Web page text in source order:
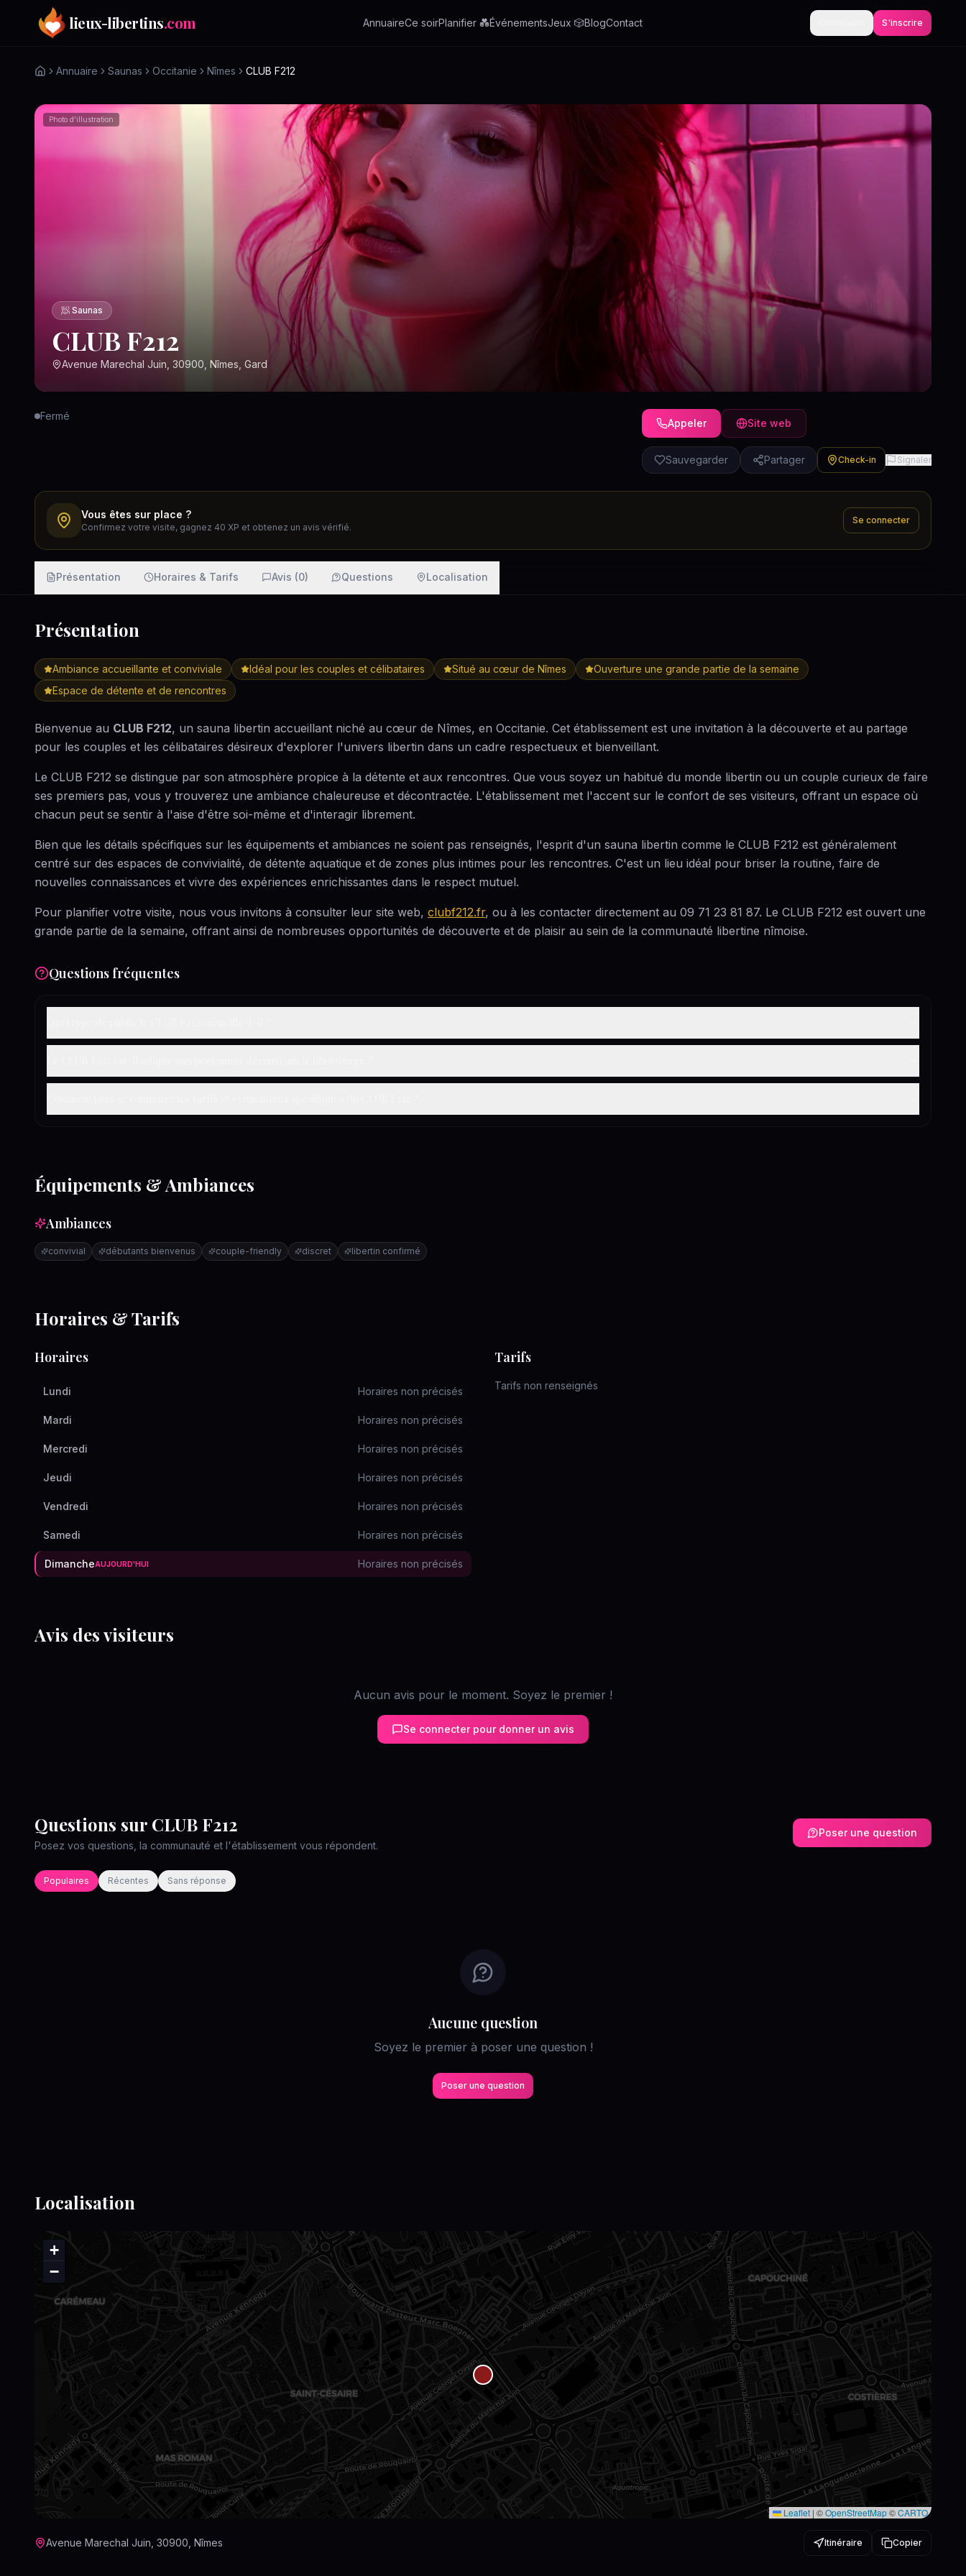
Aller au contenu principal
lieux-libertins.com AnnuaireCe soirPlanifier 💑ÉvénementsJeux 🎲BlogContact S'inscrire
Annuaire Saunas Occitanie Nîmes CLUB F212
Photo d'illustration
🧖 Saunas
CLUB F212
Avenue Marechal Juin, 30900, Nîmes, Gard
Fermé
Appeler Site web
Sauvegarder Partager Check-in Signaler
Vous êtes sur place ?
Confirmez votre visite, gagnez 40 XP et obtenez un avis vérifié.
Se connecter
Présentation Horaires & Tarifs Avis (0) Questions Localisation
Présentation
Ambiance accueillante et conviviale Idéal pour les couples et célibataires Situé au cœur de Nîmes
Ouverture une grande partie de la semaine
Espace de détente et de rencontres
Bienvenue au CLUB F212, un sauna libertin accueillant niché au cœur de Nîmes, en Occitanie. Cet établissement est une invitation à la découverte et au partage
pour les couples et les célibataires désireux d'explorer l'univers libertin dans un cadre respectueux et bienveillant.
Le CLUB F212 se distingue par son atmosphère propice à la détente et aux rencontres. Que vous soyez un habitué du monde libertin ou un couple curieux de faire
ses premiers pas, vous y trouverez une ambiance chaleureuse et décontractée. L'établissement met l'accent sur le confort de ses visiteurs, offrant un espace où
chacun peut se sentir à l'aise d'être soi-même et d'interagir librement.
Bien que les détails spécifiques sur les équipements et ambiances ne soient pas renseignés, l'esprit d'un sauna libertin comme le CLUB F212 est généralement
centré sur des espaces de convivialité, de détente aquatique et de zones plus intimes pour les rencontres. C'est un lieu idéal pour briser la routine, faire de
nouvelles connaissances et vivre des expériences enrichissantes dans le respect mutuel.
Pour planifier votre visite, nous vous invitons à consulter leur site web, clubf212.fr, ou à les contacter directement au 09 71 23 81 87. Le CLUB F212 est ouvert une
grande partie de la semaine, offrant ainsi de nombreuses opportunités de découverte et de plaisir au sein de la communauté libertine nîmoise.
Questions fréquentes
Équipements & Ambiances
Ambiances
convivial débutants bienvenus couple-friendly discret libertin confirmé
Horaires & Tarifs
Horaires
Lundi Horaires non précisés
Mardi Horaires non précisés
Mercredi Horaires non précisés
Jeudi Horaires non précisés
Vendredi Horaires non précisés
Samedi Horaires non précisés
DimancheAUJOURD'HUI Horaires non précisés
Tarifs
Tarifs non renseignés
Avis des visiteurs
Aucun avis pour le moment. Soyez le premier !
Se connecter pour donner un avis
Questions sur CLUB F212
Posez vos questions, la communauté et l'établissement vous répondent.
Poser une question
Populaires Récentes Sans réponse
Aucune question
Soyez le premier à poser une question !
Poser une question
Localisation
+
−
Leaflet | ©OpenStreetMap©CARTO
Avenue Marechal Juin, 30900, Nîmes Itinéraire Copier